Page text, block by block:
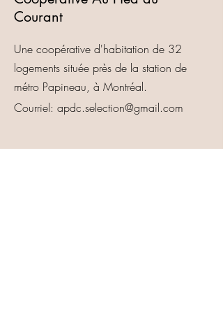
Courant
Une coopérative d'habitation de 32
logements située près de la station de
métro Papineau, à Montréal.
Courriel: apdc.selection@gmail.com